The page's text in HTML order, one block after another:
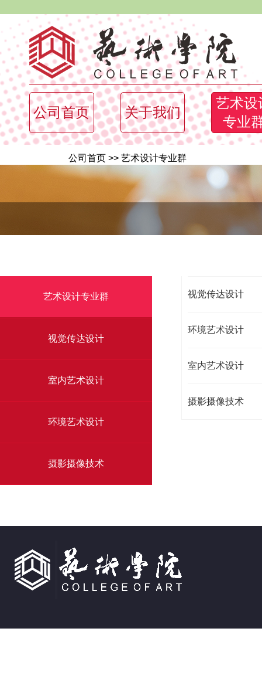
公司首页 关于我们
艺术设
专业
公司首页 >> 艺术设计专业群
艺术设计专业群
视觉传达设计
室内艺术设计
环境艺术设计
摄影摄像技术
视觉传达设计
环境艺术设计
室内艺术设计
摄影摄像技术